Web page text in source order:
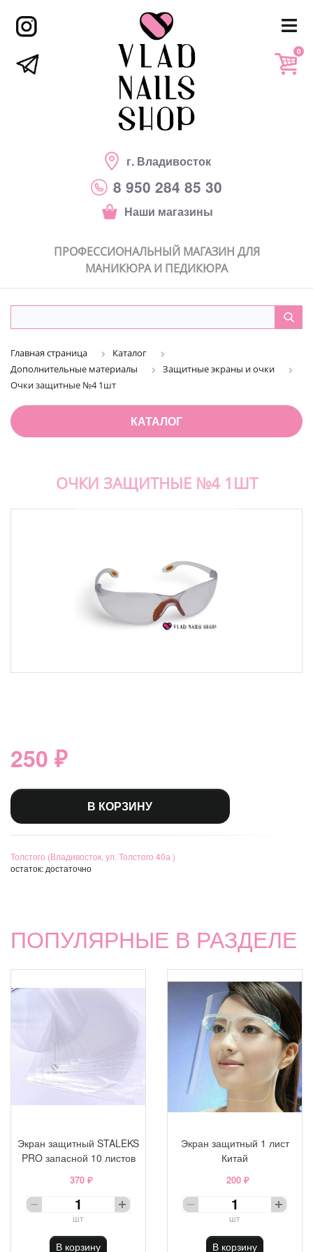
г. Владивосток
8 950 284 85 30
Наши магазины
0
ПРОФЕССИОНАЛЬНЫЙ МАГАЗИН ДЛЯ
МАНИКЮРА И ПЕДИКЮРА
Главная страница
Каталог
Дополнительные материалы
Защитные экраны и очки
Очки защитные №4 1шт
КАТАЛОГ
ОЧКИ ЗАЩИТНЫЕ №4 1ШТ
250 ₽
В КОРЗИНУ
Толстого (Владивосток, ул. Толстого 40а )
остаток: достаточно
ПОПУЛЯРНЫЕ В РАЗДЕЛЕ
Экран защитный STALEKS
PRO запасной 10 листов
370 ₽
шт
В корзину
Экран защитный 1 лист
Китай
200 ₽
шт
В корзину